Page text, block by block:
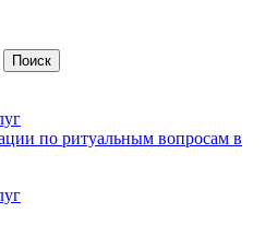
по ритуальным вопросам в